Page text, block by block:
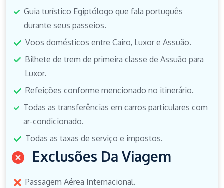
Guia turístico Egiptólogo que fala português
durante seus passeios.
Voos domésticos entre Cairo, Luxor e Assuão.
Bilhete de trem de primeira classe de Assuão para
Luxor.
Refeições conforme mencionado no itinerário.
Todas as transferências em carros particulares com
ar-condicionado.
Todas as taxas de serviço e impostos.
Exclusões Da Viagem
Passagem Aérea Internacional.